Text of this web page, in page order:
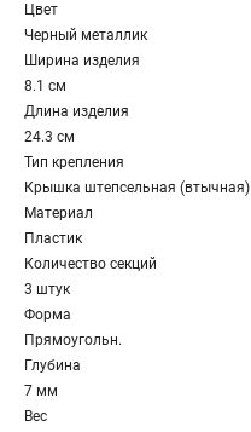
Цвет
Черный металлик
Ширина изделия
8.1 см
Длина изделия
24.3 см
Тип крепления
Крышка штепсельная (втычная)
Материал
Пластик
Количество секций
3 штук
Форма
Прямоугольн.
Глубина
7 мм
Вес